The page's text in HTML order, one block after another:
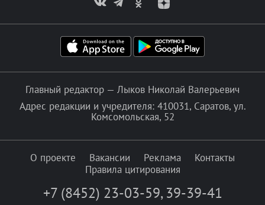
Главный редактор — Лыков Николай Валерьевич
Адрес редакции и учредителя: 410031, Саратов, ул.
Комсомольская, 52
О проекте Вакансии Реклама
Контакты
Правила цитирования
+7 (8452) 23-03-59, 39-39-41